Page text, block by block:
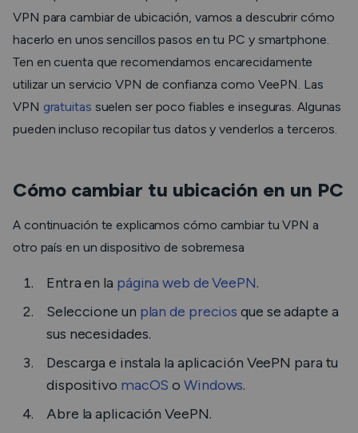
VPN para cambiar de ubicación, vamos a descubrir cómo
hacerlo en unos sencillos pasos en tu PC y smartphone.
Ten en cuenta que recomendamos encarecidamente
utilizar un servicio VPN de confianza como VeePN. Las
VPN gratuitas suelen ser poco fiables e inseguras. Algunas
pueden incluso recopilar tus datos y venderlos a terceros.
Cómo cambiar tu ubicación en un PC
A continuación te explicamos cómo cambiar tu VPN a
otro país en un dispositivo de sobremesa
Entra en la página web de VeePN.
Seleccione un plan de precios que se adapte a
sus necesidades.
Descarga e instala la aplicación VeePN para tu
dispositivo macOS oWindows.
Abre la aplicación VeePN.